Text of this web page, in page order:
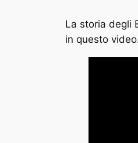
La storia degli
in questo